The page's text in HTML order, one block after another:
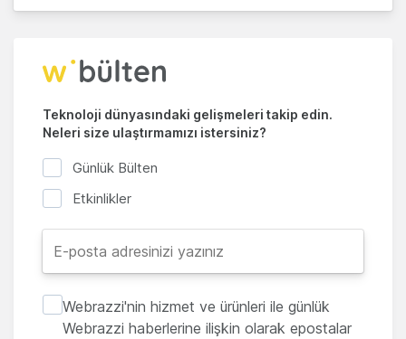
Teknoloji dünyasındaki gelişmeleri takip edin.
Neleri size ulaştırmamızı istersiniz?
Günlük Bülten
Etkinlikler
Webrazzi'nin hizmet ve ürünleri ile günlük
Webrazzi haberlerine ilişkin olarak epostalar